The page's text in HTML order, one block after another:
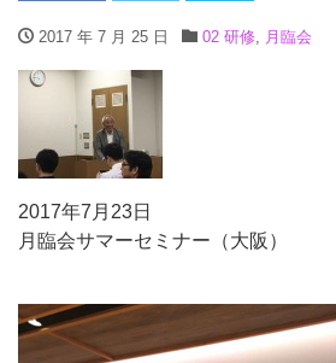
2017 年 7 月 25 日 02 研修, 月臨会
2017年7月23日
月臨会サマーセミナー（大阪）